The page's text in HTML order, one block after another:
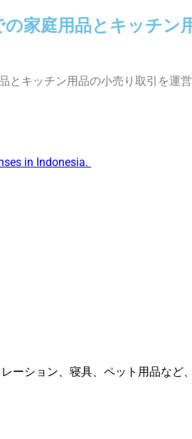
家庭用品とキッチ
キッチン用品の小売り取引を運
in Indonesia.
ーション、寝具、ペット用品な